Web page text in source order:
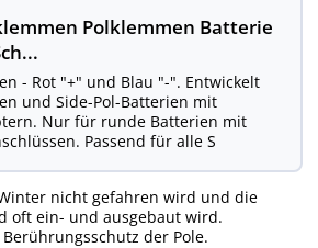
Polklemmen Batterie
- Rot "+" und Blau "-". Entwickelt
und Side-Pol-Batterien mit
Nur für runde Batterien mit
Passend für alle S
nicht gefahren wird und die
oft ein- und ausgebaut wird.
der Pole.